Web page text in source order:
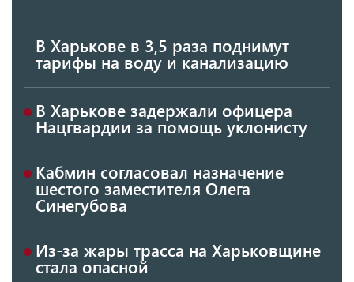
В Харькове в 3,5 раза поднимут
тарифы на воду и канализацию
В Харькове задержали офицера
Нацгвардии за помощь уклонисту
Кабмин согласовал назначение
шестого заместителя Олега
Синегубова
Из-за жары трасса на Харьковщине
стала опасной